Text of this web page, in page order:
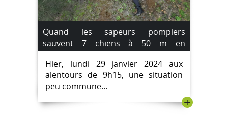
Quand les sapeurs pompiers
sauvent 7 chiens à 50 m en
contrebas.
Hier, lundi 29 janvier 2024 aux
alentours de 9h15, une situation
peu commune...
+